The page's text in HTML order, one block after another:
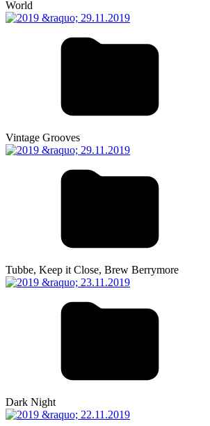
World
Vintage Grooves
Tubbe, Keep it Close, Brew Berrymore
Dark Night